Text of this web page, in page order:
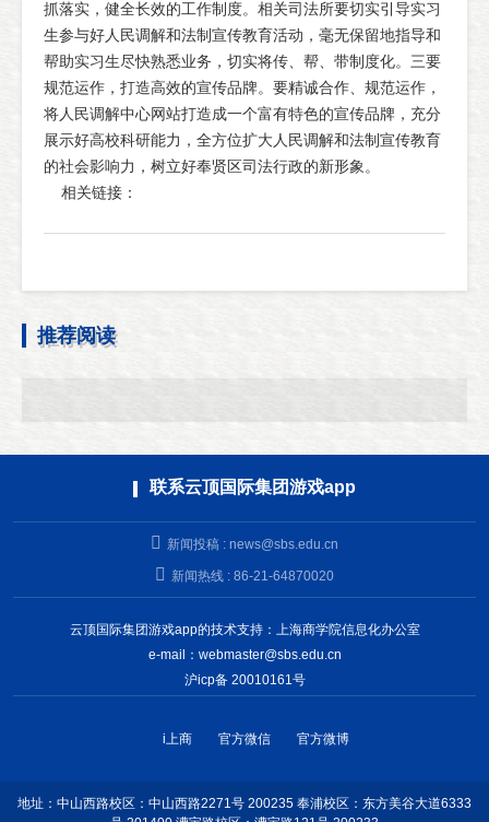
抓落实，健全长效的工作制度。相关司法所要切实引导实习
生参与好人民调解和法制宣传教育活动，毫无保留地指导和
帮助实习生尽快熟悉业务，切实将传、帮、带制度化。三要
规范运作，打造高效的宣传品牌。要精诚合作、规范运作，
将人民调解中心网站打造成一个富有特色的宣传品牌，充分
展示好高校科研能力，全方位扩大人民调解和法制宣传教育
的社会影响力，树立好奉贤区司法行政的新形象。
相关链接：
推荐阅读
联系云顶国际集团游戏app
新闻投稿 : news@sbs.edu.cn
新闻热线 : 86-21-64870020
云顶国际集团游戏app的技术支持：上海商学院信息化办公室
e-mail： webmaster@sbs.edu.cn
沪icp备 20010161号
i上商 官方微信 官方微博
地址：中山西路校区：中山西路2271号 200235 奉浦校区：东方美谷大道6333